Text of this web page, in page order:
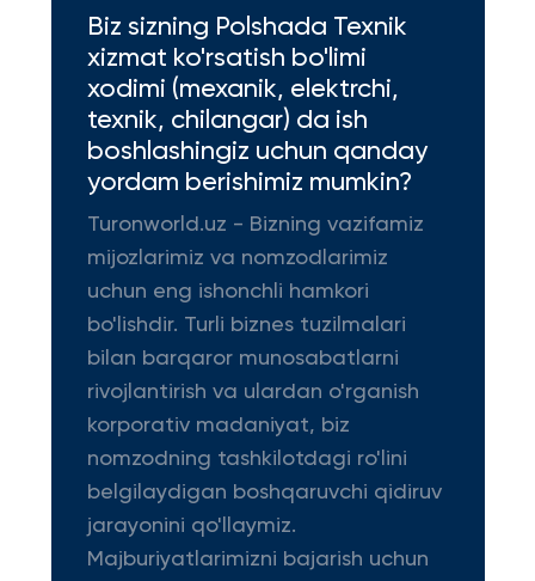
Biz sizning Polshada Texnik
xizmat ko'rsatish bo'limi
xodimi (mexanik, elektrchi,
texnik, chilangar) da ish
boshlashingiz uchun qanday
yordam berishimiz mumkin?
Turonworld.uz - Bizning vazifamiz
mijozlarimiz va nomzodlarimiz
uchun eng ishonchli hamkori
bo'lishdir. Turli biznes tuzilmalari
bilan barqaror munosabatlarni
rivojlantirish va ulardan o'rganish
korporativ madaniyat, biz
nomzodning tashkilotdagi ro'lini
belgilaydigan boshqaruvchi qidiruv
jarayonini qo'llaymiz.
Majburiyatlarimizni bajarish uchun